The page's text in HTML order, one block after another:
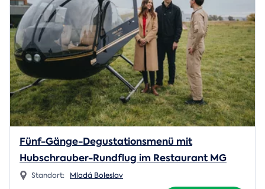
Fünf-Gänge-Degustationsmenü mit
Hubschrauber-Rundflug im Restaurant MG
Standort: Mladá Boleslav